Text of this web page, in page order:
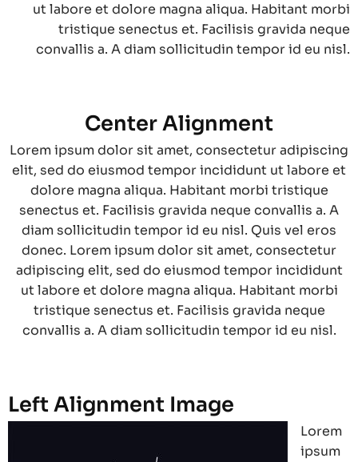
ut labore et dolore magna aliqua. Habitant morbi
tristique senectus et. Facilisis gravida neque
convallis a. A diam sollicitudin tempor id eu nisl.
Center Alignment
Lorem ipsum dolor sit amet, consectetur adipiscing
elit, sed do eiusmod tempor incididunt ut labore et
dolore magna aliqua. Habitant morbi tristique
senectus et. Facilisis gravida neque convallis a. A
diam sollicitudin tempor id eu nisl. Quis vel eros
donec. Lorem ipsum dolor sit amet, consectetur
adipiscing elit, sed do eiusmod tempor incididunt
ut labore et dolore magna aliqua. Habitant morbi
tristique senectus et. Facilisis gravida neque
convallis a. A diam sollicitudin tempor id eu nisl.
Left Alignment Image
Lorem
ipsum